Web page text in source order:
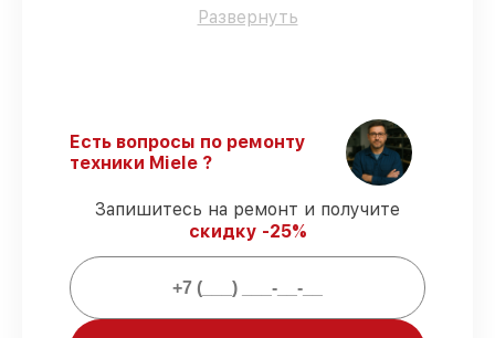
Только фирменные комплектующие
Точное соблюдение сроков
–
обслуживание парогенератора B 3312
FashionMaster выполняется строго в
оговоренные сроки.
Сервис с гарантией– предоставляем
официальное гарантийное
сопровождение после восстановления.
Развернуть
Есть вопросы по ремонту
техники Miele ?
Запишитесь на ремонт и получите
скидку -25%